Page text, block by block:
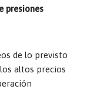
presiones
de lo previsto
altos precios